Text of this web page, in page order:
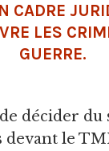
CADRE
LES
GUERRE.
décider du
devant le